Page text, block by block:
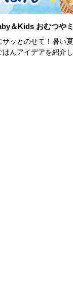
＆Kids おむつや
サッとのせて！暑い
んアイデアを紹介し